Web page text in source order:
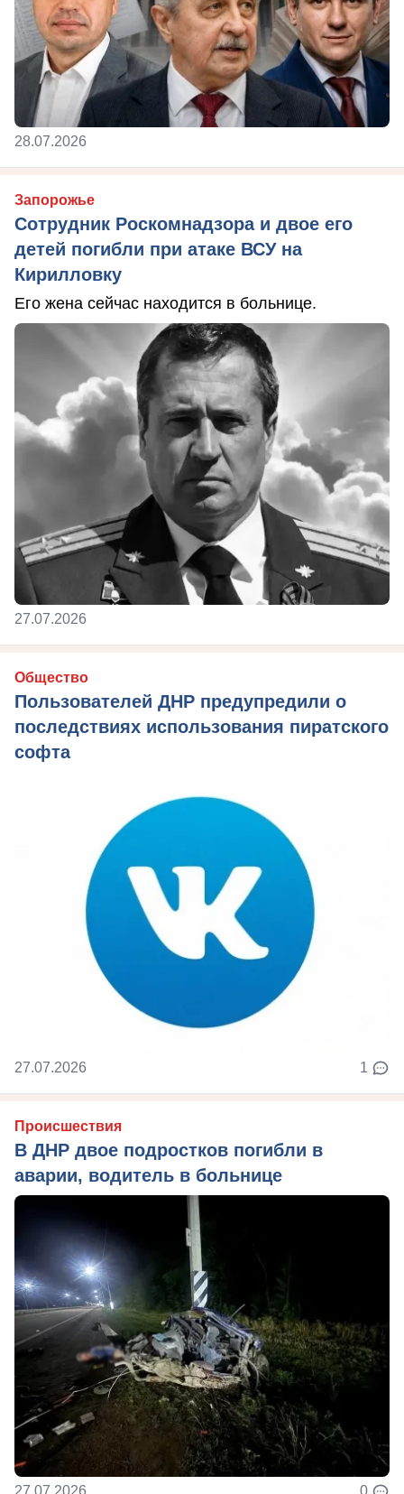
28.07.2026
Запорожье
Сотрудник Роскомнадзора и двое его
детей погибли при атаке ВСУ на
Кирилловку
Его жена сейчас находится в больнице.
27.07.2026
Общество
Пользователей ДНР предупредили о
последствиях использования пиратского
софта
27.07.2026 1
Происшествия
В ДНР двое подростков погибли в
аварии, водитель в больнице
27.07.2026 0